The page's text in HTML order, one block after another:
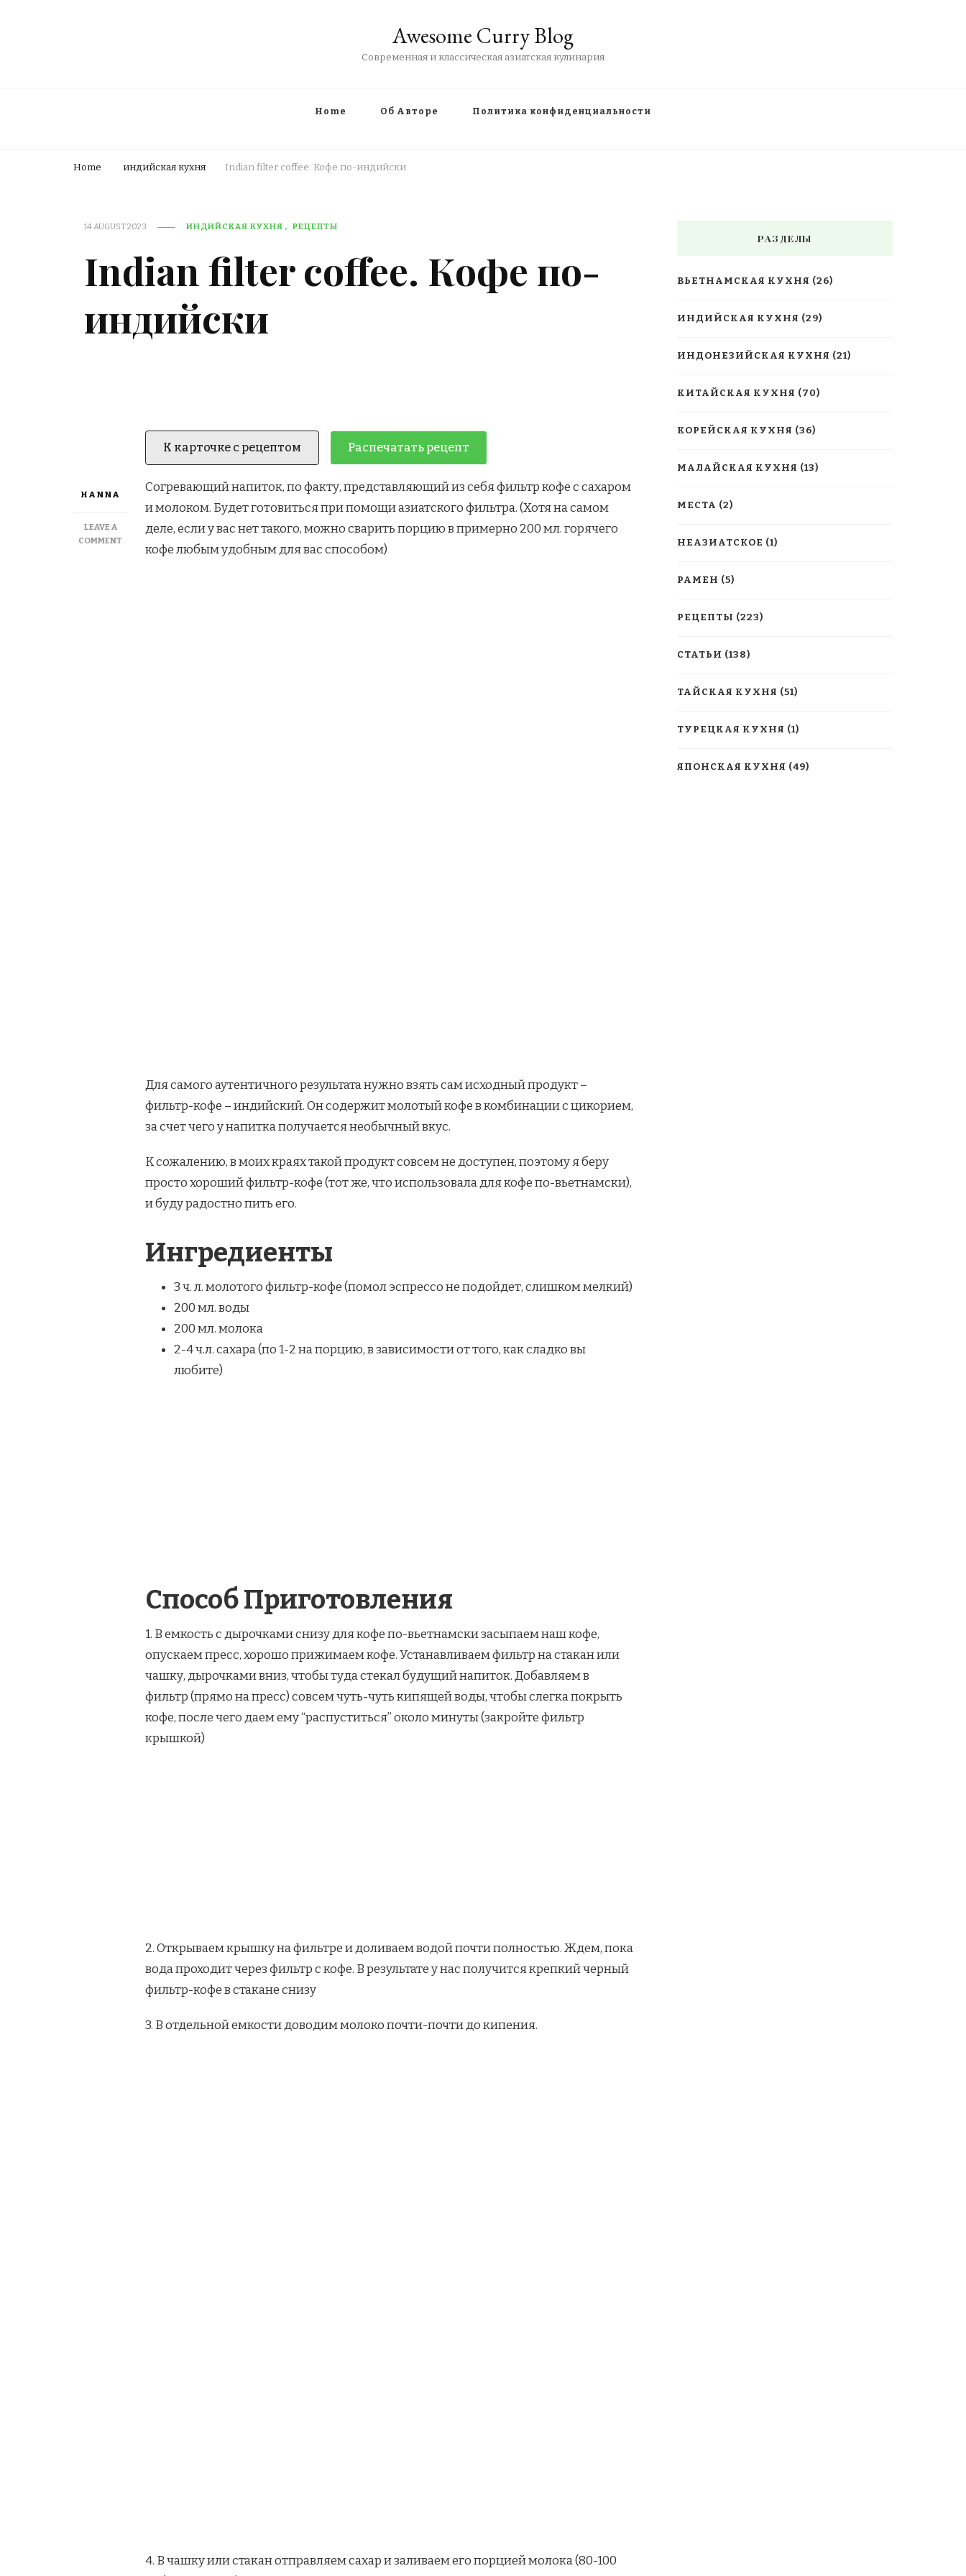
Awesome Curry Blog
Современная и классическая азиатская кулинария
Home Об Авторе Политика конфиденциальности
Home индийская кухня Indian filter coffee. Кофе по-индийски
14 AUGUST 2023 ИНДИЙСКАЯ КУХНЯ РЕЦЕПТЫ
Indian filter coffee. Кофе по-
индийски
HANNA
LEAVE A
COMMENT
INDIAN
К карточке с рецептом Распечатать рецепт
Согревающий напиток, по факту, представляющий из себя фильтр кофе с сахаром
и молоком. Будет готовиться при помощи азиатского фильтра. (Хотя на самом
деле, если у вас нет такого, можно сварить порцию в примерно 200 мл. горячего
кофе любым удобным для вас способом)
Для самого аутентичного результата нужно взять сам исходный продукт –
фильтр-кофе – индийский. Он содержит молотый кофе в комбинации с цикорием,
за счет чего у напитка получается необычный вкус.
К сожалению, в моих краях такой продукт совсем не доступен, поэтому я беру
просто хороший фильтр-кофе (тот же, что использовала для кофе по-вьетнамски),
и буду радостно пить его.
Ингредиенты
3 ч. л. молотого фильтр-кофе (помол эспрессо не подойдет, слишком мелкий)
200 мл. воды
200 мл. молока
2-4 ч.л. сахара (по 1-2 на порцию, в зависимости от того, как сладко вы
любите)
Способ Приготовления
1. В емкость с дырочками снизу для кофе по-вьетнамски засыпаем наш кофе,
опускаем пресс, хорошо прижимаем кофе. Устанавливаем фильтр на стакан или
чашку, дырочками вниз, чтобы туда стекал будущий напиток. Добавляем в
фильтр (прямо на пресс) совсем чуть-чуть кипящей воды, чтобы слегка покрыть
кофе, после чего даем ему “распуститься” около минуты (закройте фильтр
крышкой)
2. Открываем крышку на фильтре и доливаем водой почти полностью. Ждем, пока
вода проходит через фильтр с кофе. В результате у нас получится крепкий черный
фильтр-кофе в стакане снизу
3. В отдельной емкости доводим молоко почти-почти до кипения.
4. В чашку или стакан отправляем сахар и заливаем его порцией молока (80-100
РАЗДЕЛЫ
ВЬЕТНАМСКАЯ КУХНЯ (26)
ИНДИЙСКАЯ КУХНЯ (29)
ИНДОНЕЗИЙСКАЯ КУХНЯ (21)
КИТАЙСКАЯ КУХНЯ (70)
КОРЕЙСКАЯ КУХНЯ (36)
МАЛАЙСКАЯ КУХНЯ (13)
МЕСТА (2)
НЕАЗИАТСКОЕ (1)
РАМЕН (5)
РЕЦЕПТЫ (223)
СТАТЬИ (138)
ТАЙСКАЯ КУХНЯ (51)
ТУРЕЦКАЯ КУХНЯ (1)
ЯПОНСКАЯ КУХНЯ (49)